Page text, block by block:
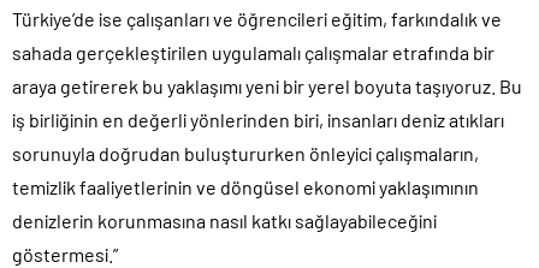
Türkiye’de ise çalışanları ve öğrencileri eğitim, farkındalık ve
sahada gerçekleştirilen uygulamalı çalışmalar etrafında bir
araya getirerek bu yaklaşımı yeni bir yerel boyuta taşıyoruz. Bu
iş birliğinin en değerli yönlerinden biri, insanları deniz atıkları
sorunuyla doğrudan buluştururken önleyici çalışmaların,
temizlik faaliyetlerinin ve döngüsel ekonomi yaklaşımının
denizlerin korunmasına nasıl katkı sağlayabileceğini
göstermesi.”